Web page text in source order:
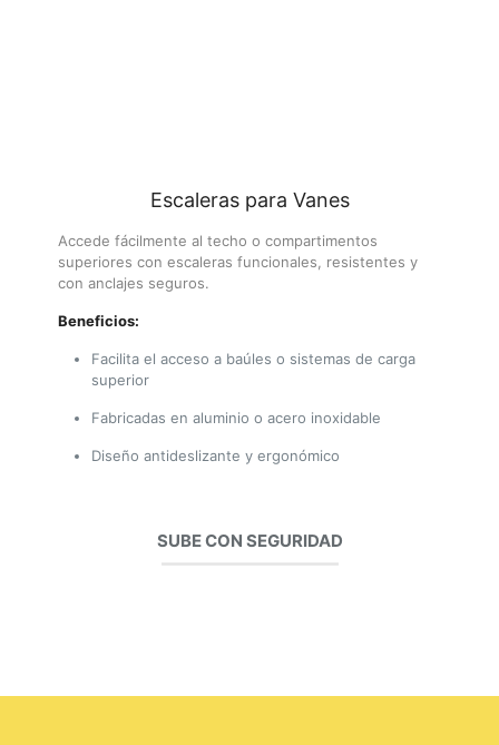
Escaleras para Vanes
Accede fácilmente al techo o compartimentos
superiores con escaleras funcionales, resistentes y
con anclajes seguros.
Beneficios:
Facilita el acceso a baúles o sistemas de carga
superior
Fabricadas en aluminio o acero inoxidable
Diseño antideslizante y ergonómico
SUBE CON SEGURIDAD